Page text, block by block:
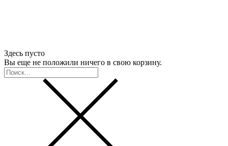
Здесь пусто
Вы еще не положили ничего в свою корзину.